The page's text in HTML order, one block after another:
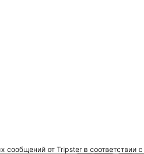
от Tripster в соответствии c